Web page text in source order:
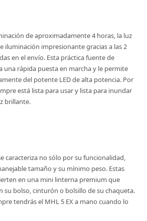
de aproximadamente 4 horas, la luz
iluminación impresionante gracias a las 2
en el envío. Esta práctica fuente de
una rápida puesta en marcha y le permite
del potente LED de alta potencia. Por
está lista para usar y lista para inundar
brillante.
caracteriza no sólo por su funcionalidad,
tamaño y su mínimo peso. Estas
en una mini linterna premium que
su bolso, cinturón o bolsillo de su chaqueta.
tendrás el MHL 5 EX a mano cuando lo